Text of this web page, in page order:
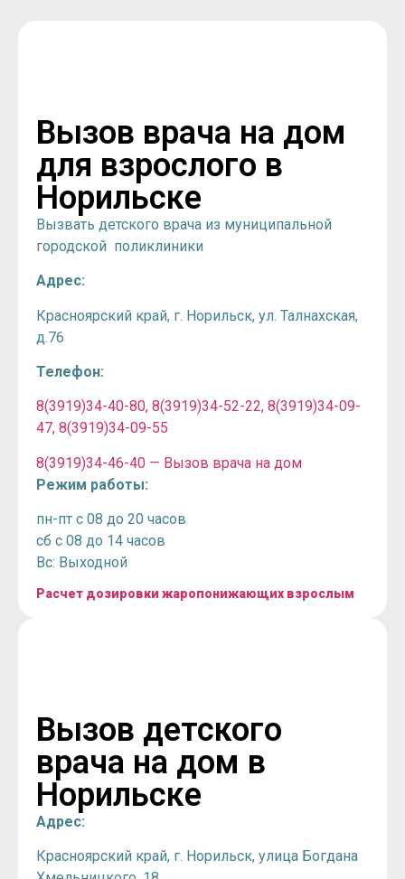
Вызов врача на дом
для взрослого в
Норильске
Вызвать детского врача из муниципальной
городской поликлиники
Адрес:
Красноярский край, г. Норильск, ул. Талнахская,
д.76
Телефон:
8(3919)34-40-80, 8(3919)34-52-22, 8(3919)34-09-
47, 8(3919)34-09-55
8(3919)34-46-40 — Вызов врача на дом
Режим работы:
пн-пт с 08 до 20 часов
сб с 08 до 14 часов
Вс: Выходной
Расчет дозировки жаропонижающих взрослым
Вызов детского
врача на дом в
Норильске
Адрес:
Красноярский край, г. Норильск, улица Богдана